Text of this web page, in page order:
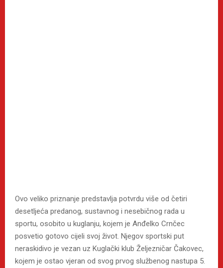
Ovo veliko priznanje predstavlja potvrdu više od četiri
desetljeća predanog, sustavnog i nesebičnog rada u
sportu, osobito u kuglanju, kojem je Anđelko Crnčec
posvetio gotovo cijeli svoj život. Njegov sportski put
neraskidivo je vezan uz Kuglački klub Željezničar Čakovec,
kojem je ostao vjeran od svog prvog službenog nastupa 5.